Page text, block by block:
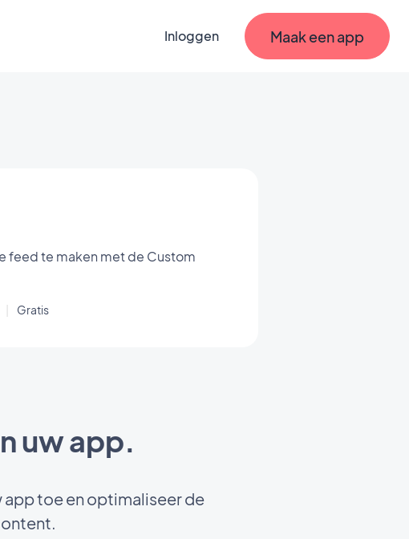
Inloggen Maak een app
feed te maken met de Custom
Gratis
uw app.
app toe en optimaliseer de